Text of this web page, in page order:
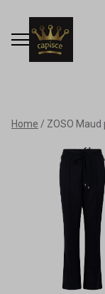
ZOSO
Maud
pants
Capisce
Mode
Home ZOSO Maud